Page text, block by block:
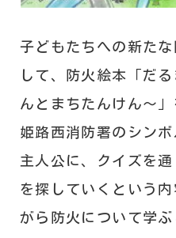
子どもたちへの新た
して、防火絵本「だ
んとまちたんけん～」
姫路西消防署のシン
主人公に、クイズを
を探していくという
がら防火について学ぶ